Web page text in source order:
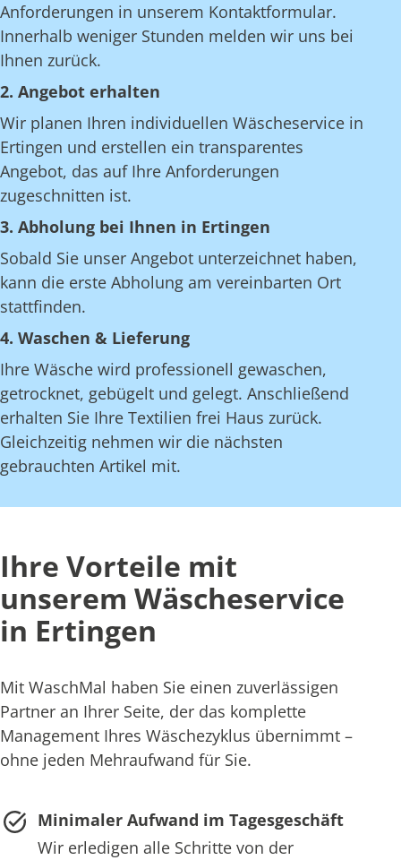
Anforderungen in unserem Kontaktformular.
Innerhalb weniger Stunden melden wir uns bei
Ihnen zurück.
2. Angebot erhalten
Wir planen Ihren individuellen Wäscheservice in
Ertingen und erstellen ein transparentes
Angebot, das auf Ihre Anforderungen
zugeschnitten ist.
3. Abholung bei Ihnen in Ertingen
Sobald Sie unser Angebot unterzeichnet haben,
kann die erste Abholung am vereinbarten Ort
stattfinden.
4. Waschen & Lieferung
Ihre Wäsche wird professionell gewaschen,
getrocknet, gebügelt und gelegt. Anschließend
erhalten Sie Ihre Textilien frei Haus zurück.
Gleichzeitig nehmen wir die nächsten
gebrauchten Artikel mit.
Ihre Vorteile mit
unserem Wäscheservice
in Ertingen
Mit WaschMal haben Sie einen zuverlässigen
Partner an Ihrer Seite, der das komplette
Management Ihres Wäschezyklus übernimmt –
ohne jeden Mehraufwand für Sie.
Minimaler Aufwand im Tagesgeschäft
Wir erledigen alle Schritte von der